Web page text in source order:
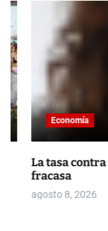
Economía
La tasa contra el
fracasa
agosto 8, 2026